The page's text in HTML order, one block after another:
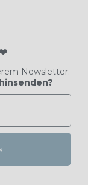
Newsletter.